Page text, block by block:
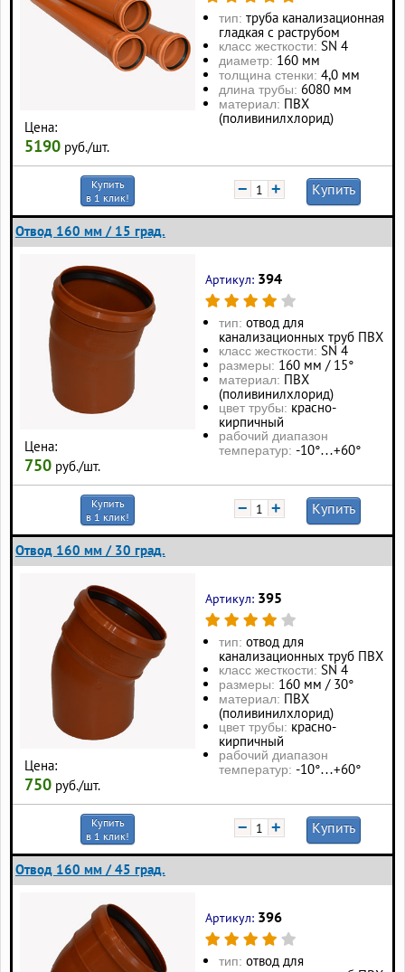
Цена:
5190 руб./шт.
тип: труба канализационная
гладкая с раструбом
класс жесткости: SN 4
диаметр: 160 мм
толщина стенки: 4,0 мм
длина трубы: 6080 мм
материал: ПВХ
(поливинилхлорид)
Купить
в 1 клик!
− + Купить
Отвод 160 мм / 15 град.
Цена:
750 руб./шт.
Артикул: 394
тип: отвод для
канализационных труб ПВХ
класс жесткости: SN 4
размеры: 160 мм / 15°
материал: ПВХ
(поливинилхлорид)
цвет трубы: красно-
кирпичный
рабочий диапазон
температур: -10°…+60°
Купить
в 1 клик!
− + Купить
Отвод 160 мм / 30 град.
Цена:
750 руб./шт.
Артикул: 395
тип: отвод для
канализационных труб ПВХ
класс жесткости: SN 4
размеры: 160 мм / 30°
материал: ПВХ
(поливинилхлорид)
цвет трубы: красно-
кирпичный
рабочий диапазон
температур: -10°…+60°
Купить
в 1 клик!
− + Купить
Отвод 160 мм / 45 град.
Артикул: 396
тип: отвод для